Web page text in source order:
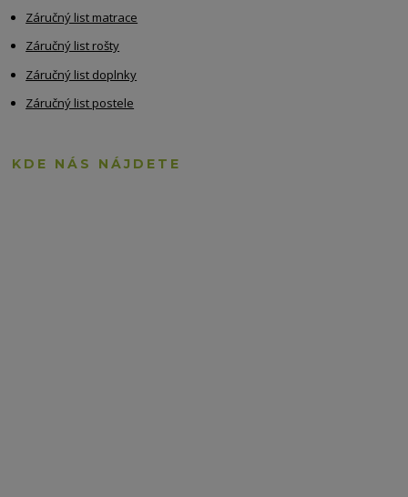
Záručný list matrace
Záručný list rošty
Záručný list doplnky
Záručný list postele
KDE NÁS NÁJDETE